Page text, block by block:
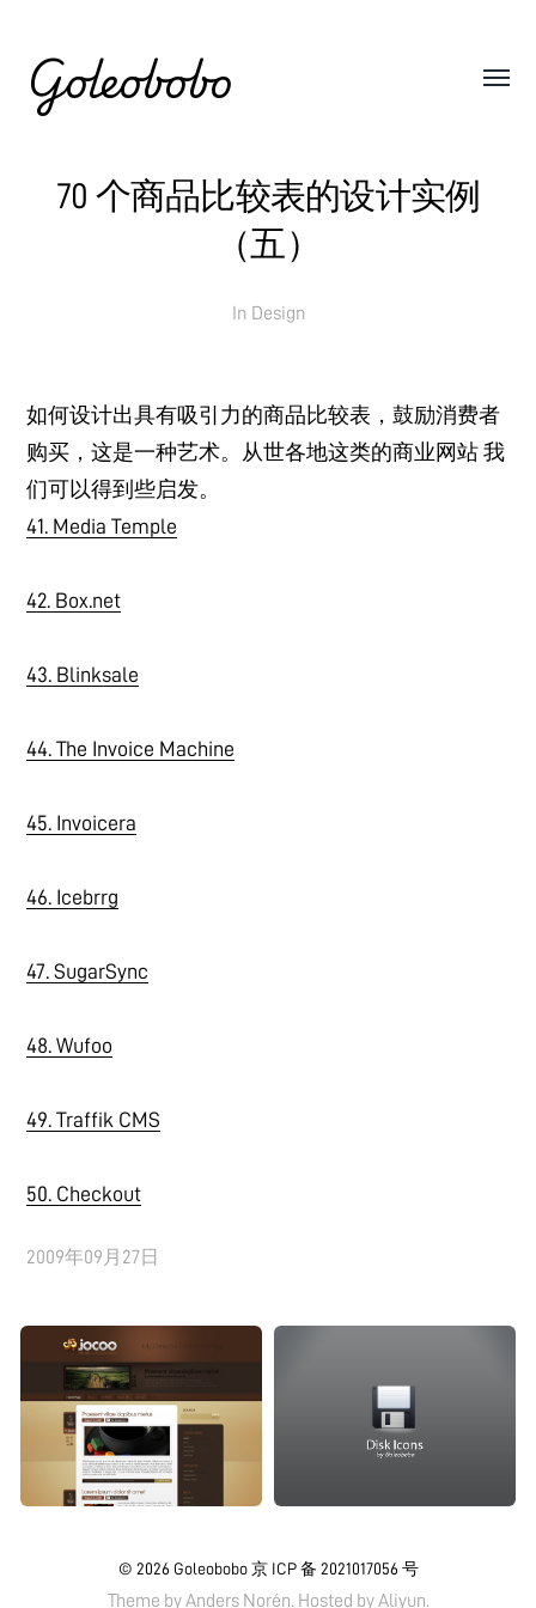
Goleobobo
70 个商品比较表的设计实例
（五）
In Design
如何设计出具有吸引力的商品比较表，鼓励消费者
购买，这是一种艺术。从世各地这类的商业网站 我
们可以得到些启发。
41. Media Temple
42. Box.net
43. Blinksale
44. The Invoice Machine
45. Invoicera
46. Icebrrg
47. SugarSync
48. Wufoo
49. Traffik CMS
50. Checkout
2009年09月27日
© 2026 Goleobobo 京 ICP 备 2021017056 号
Theme byAnders Norén. Hosted byAliyun.